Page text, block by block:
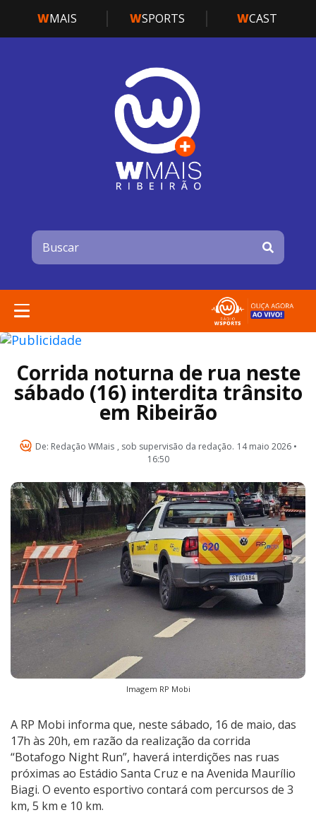
WMAIS WSPORTS WCAST
Corrida noturna de rua neste
sábado (16) interdita trânsito
em Ribeirão
De: Redação WMais , sob supervisão da redação. 14 maio 2026 •
16:50
Imagem RP Mobi
A RP Mobi informa que, neste sábado, 16 de maio, das
17h às 20h, em razão da realização da corrida
“Botafogo Night Run”, haverá interdições nas ruas
próximas ao Estádio Santa Cruz e na Avenida Maurílio
Biagi. O evento esportivo contará com percursos de 3
km, 5 km e 10 km.